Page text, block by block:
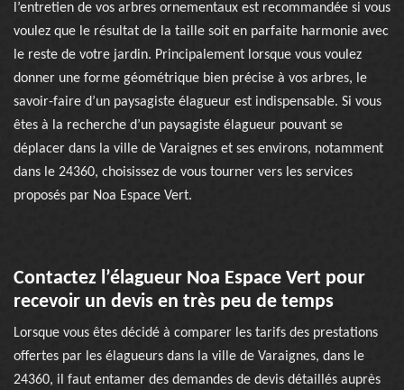
l’entretien de vos arbres ornementaux est recommandée si vous
voulez que le résultat de la taille soit en parfaite harmonie avec
le reste de votre jardin. Principalement lorsque vous voulez
donner une forme géométrique bien précise à vos arbres, le
savoir-faire d’un paysagiste élagueur est indispensable. Si vous
êtes à la recherche d’un paysagiste élagueur pouvant se
déplacer dans la ville de Varaignes et ses environs, notamment
dans le 24360, choisissez de vous tourner vers les services
proposés par Noa Espace Vert.
Contactez l’élagueur Noa Espace Vert pour
recevoir un devis en très peu de temps
Lorsque vous êtes décidé à comparer les tarifs des prestations
offertes par les élagueurs dans la ville de Varaignes, dans le
24360, il faut entamer des demandes de devis détaillés auprès